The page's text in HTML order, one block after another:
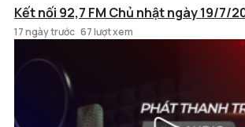
Kết nối 92,7 FM Chủ nhật ngày 19/7/
17 ngày trước 67 lượt xem